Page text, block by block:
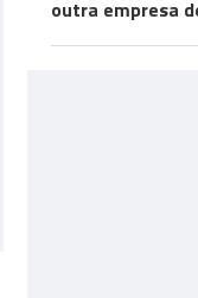
outra empresa